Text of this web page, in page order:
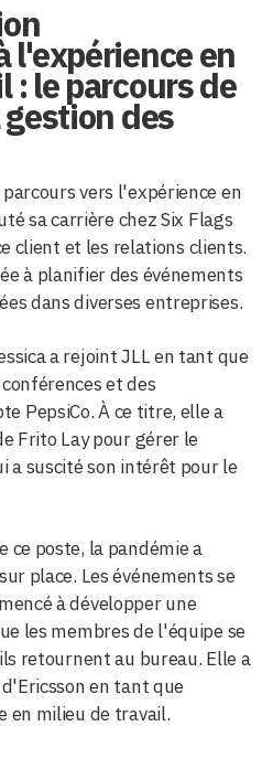
l'expérience en
: le parcours de
des
vers l'expérience en
sa carrière chez Six Flags
client et les relations clients.
à planifier des événements
dans diverses entreprises.
a rejoint JLL en tant que
et des
PepsiCo. À ce titre, elle a
Frito Lay pour gérer le
a suscité son intérêt pour le
ce poste, la pandémie a
place. Les événements se
à développer une
les membres de l'équipe se
retournent au bureau. Elle a
en tant que
en milieu de travail.